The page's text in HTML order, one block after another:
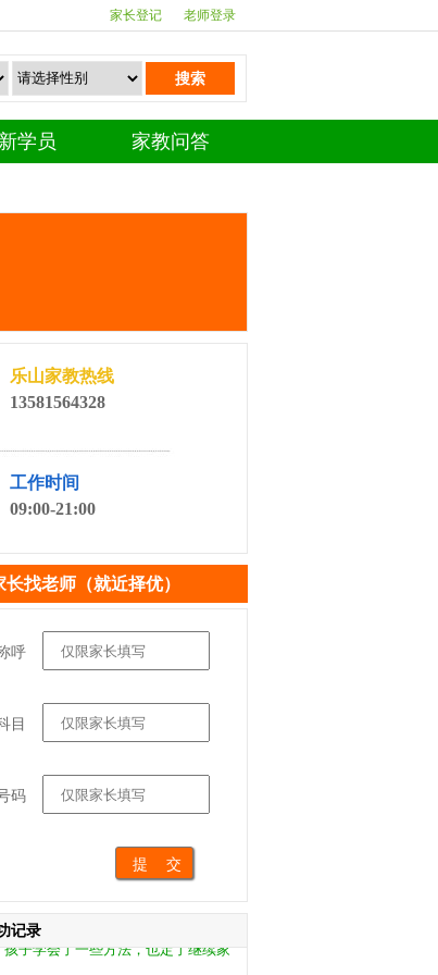
老师登录
家长登记
搜索
学员 家教问答
乐山家教热线
13581564328
工作时间
09:00-21:00
长找老师（就近择优）
呼
目
码
记录
，能引导孩子的兴趣，希望能长期合
。
朋友还蛮喜欢教员的，挺好的约了今
与宁教员成功家教：
孩子学会了一些方法，也定了继续家